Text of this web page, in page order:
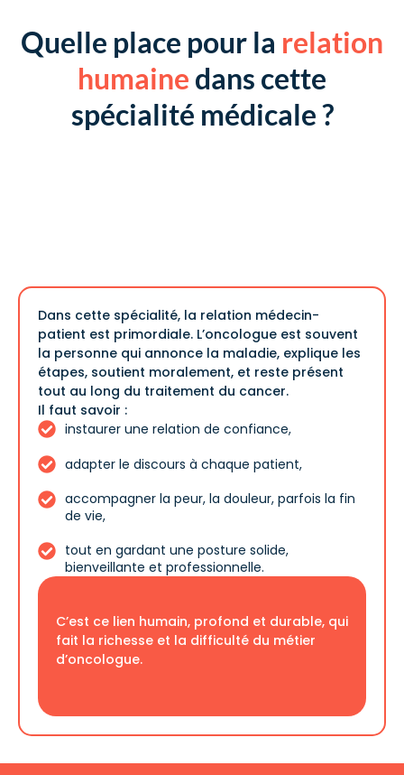
Quelle place pour la relation
humaine dans cette
spécialité médicale ?
Dans cette spécialité, la relation médecin-
patient est primordiale. L’oncologue est souvent
la personne qui annonce la maladie, explique les
étapes, soutient moralement, et reste présent
tout au long du traitement du cancer.
Il faut savoir :
instaurer une relation de confiance,
adapter le discours à chaque patient,
accompagner la peur, la douleur, parfois la fin
de vie,
tout en gardant une posture solide,
bienveillante et professionnelle.
C’est ce lien humain, profond et durable, qui
fait la richesse et la difficulté du métier
d’oncologue.